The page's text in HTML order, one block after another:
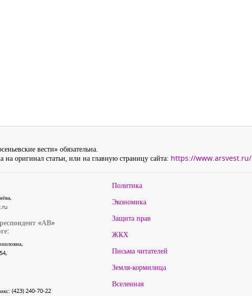
вести» обязательна.
оригинал статьи, или на главную страницу сайта: https://www.arsvest.ru/
«АВ»
(423) 240-70-22
Политика
Экономика
Защита прав
ЖКХ
Письма читателей
Земля-кормилица
Вселенная